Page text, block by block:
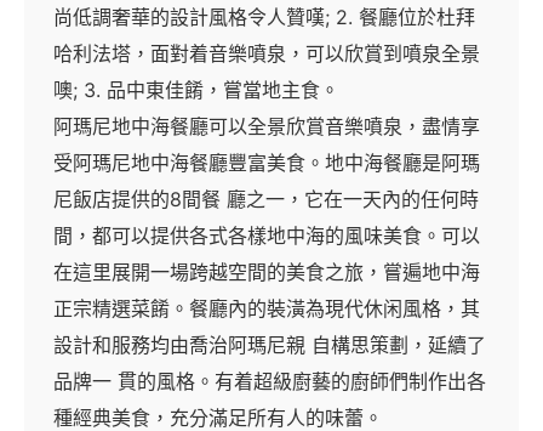
尚低調奢華的設計風格令人贊嘆; 2. 餐廳位於杜拜
哈利法塔，面對着音樂噴泉，可以欣賞到噴泉全景
噢; 3. 品中東佳餚，嘗當地主食。
阿瑪尼地中海餐廳可以全景欣賞音樂噴泉，盡情享
受阿瑪尼地中海餐廳豐富美食。地中海餐廳是阿瑪
尼飯店提供的8間餐 廳之一，它在一天內的任何時
間，都可以提供各式各樣地中海的風味美食。可以
在這里展開一場跨越空間的美食之旅，嘗遍地中海
正宗精選菜餚。餐廳內的裝潢為現代休闲風格，其
設計和服務均由喬治阿瑪尼親 自構思策劃，延續了
品牌一 貫的風格。有着超級廚藝的廚師們制作出各
種經典美食，充分滿足所有人的味蕾。